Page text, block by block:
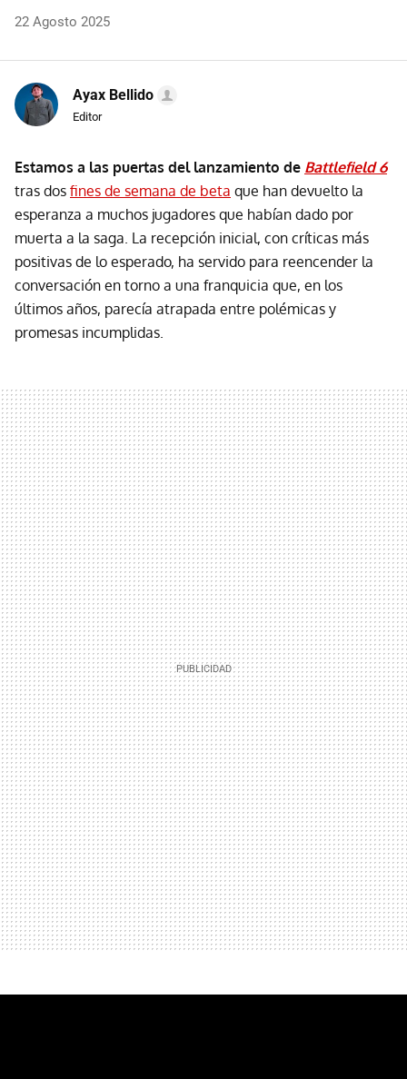
22 Agosto 2025
Ayax Bellido
Editor
Estamos a las puertas del lanzamiento de Battlefield 6
tras dos fines de semana de beta que han devuelto la
esperanza a muchos jugadores que habían dado por
muerta a la saga. La recepción inicial, con críticas más
positivas de lo esperado, ha servido para reencender la
conversación en torno a una franquicia que, en los
últimos años, parecía atrapada entre polémicas y
promesas incumplidas.